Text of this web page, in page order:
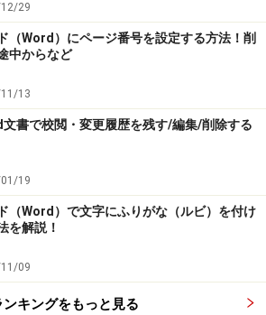
1 3 次のページへ
29
（Word）にページ番号を設定する方法！削
中からなど
13
書で校閲・変更履歴を残す/編集/削除する
19
（Word）で文字にふりがな（ルビ）を付け
を解説！
09
ンキングをもっと見る